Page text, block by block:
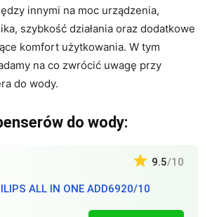
innymi na moc urządzenia,
szybkość działania oraz dodatkowe
komfort użytkowania. W tym
na co zwrócić uwagę przy
do wody.
do wody:
ALL IN ONE ADD6920/10
9.5/10